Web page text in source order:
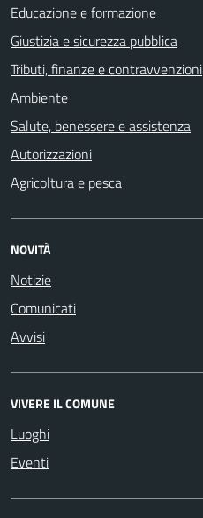
Educazione e formazione
Giustizia e sicurezza pubblica
Tributi, finanze e contravvenzioni
Ambiente
Salute, benessere e assistenza
Autorizzazioni
Agricoltura e pesca
NOVITÀ
Notizie
Comunicati
Avvisi
VIVERE IL COMUNE
Luoghi
Eventi